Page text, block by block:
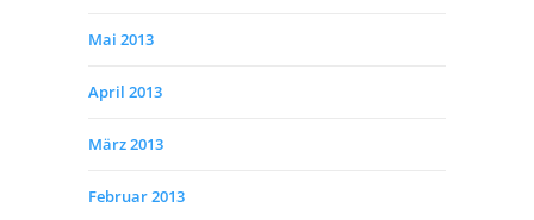
Mai 2013
April 2013
März 2013
Februar 2013